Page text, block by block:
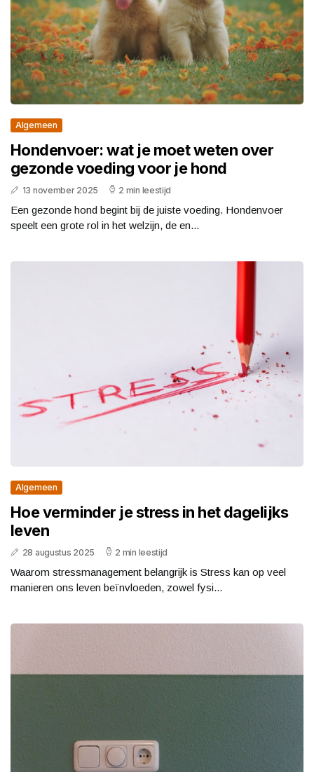
Algemeen
Hondenvoer: wat je moet weten over
gezonde voeding voor je hond
13 november 2025 2 min leestijd
Een gezonde hond begint bij de juiste voeding. Hondenvoer
speelt een grote rol in het welzijn, de en...
Algemeen
Hoe verminder je stress in het dagelijks
leven
28 augustus 2025 2 min leestijd
Waarom stressmanagement belangrijk is Stress kan op veel
manieren ons leven beïnvloeden, zowel fysi...